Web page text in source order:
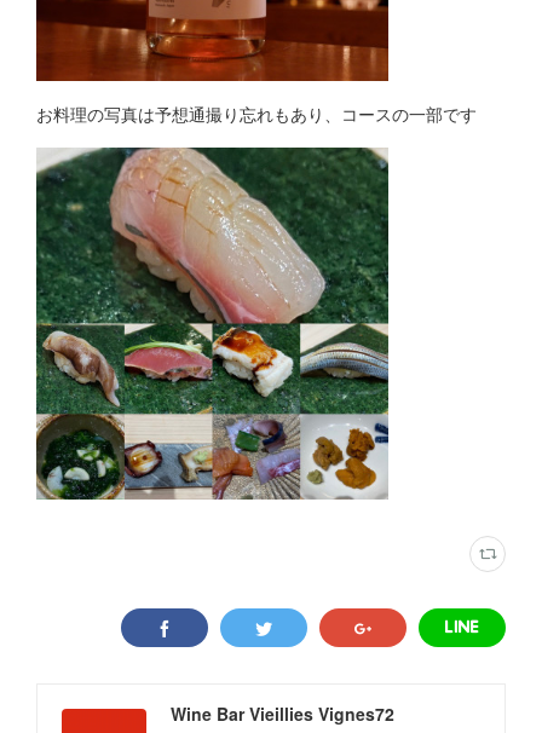
お料理の写真は予想通撮り忘れもあり、コースの一部です
Wine Bar Vieillies Vignes72